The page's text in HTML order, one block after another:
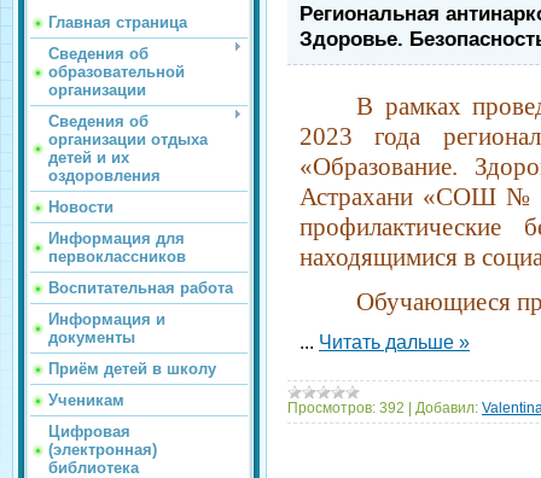
Главная страница
Сведения об
образовательной
организации
Сведения об
организации отдыха
детей и их
оздоровления
Новости
Информация для
первоклассников
Воспитательная работа
Информация и
документы
Приём детей в школу
Ученикам
Цифровая
(электронная)
библиотека
Региональная
Здоровье.
В рамках
2023 года
«Образование.
Астрахани «СОШ №
профилактические
находящимися в
Обучающиеся
... Читать дальше »
Просмотров: 392 Добавил: